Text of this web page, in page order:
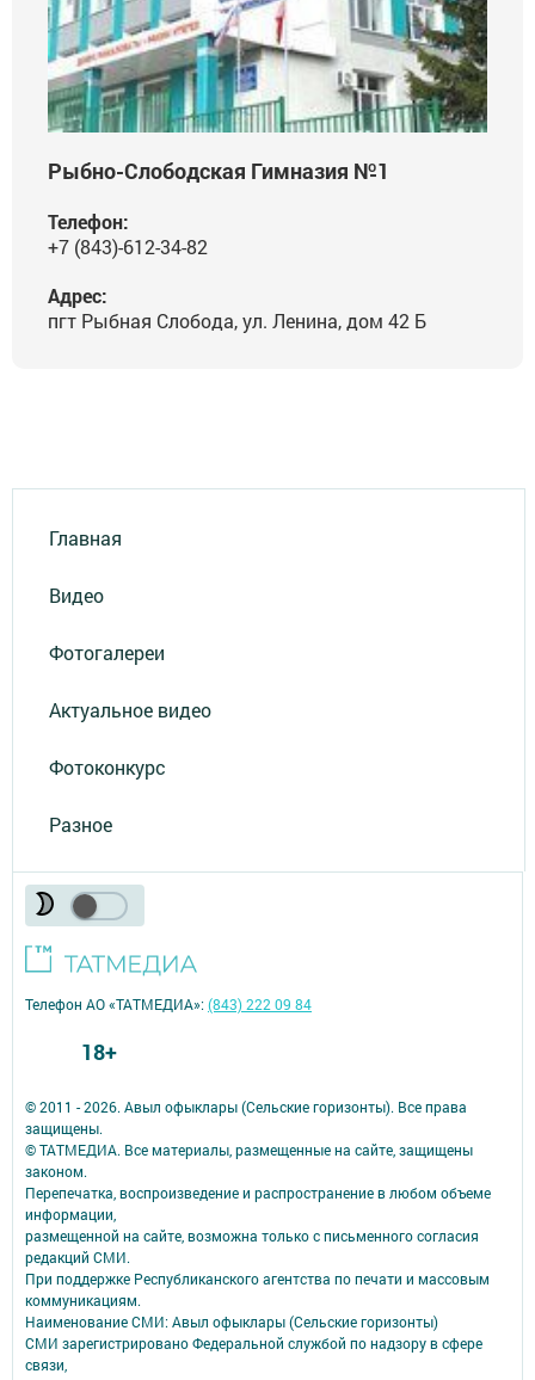
Рыбно-Слободская Гимназия №1
Телефон:
+7 (843)-612-34-82
Адрес:
пгт Рыбная Слобода, ул. Ленина, дом 42 Б
Главная
Видео
Фотогалереи
Актуальное видео
Фотоконкурс
Разное
© 2011 - 2026. Авыл офыклары (Сельские горизонты). Все права
защищены.
© ТАТМЕДИА. Все материалы, размещенные на сайте, защищены
законом.
Перепечатка, воспроизведение и распространение в любом объеме
информации,
размещенной на сайте, возможна только с письменного согласия
редакций СМИ.
При поддержке Республиканского агентства по печати и массовым
коммуникациям.
Наименование СМИ: Авыл офыклары (Сельские горизонты)
СМИ зарегистрировано Федеральной службой по надзору в сфере
связи,
Телефон АО «ТАТМЕДИА»:(843) 222 09 84
18+